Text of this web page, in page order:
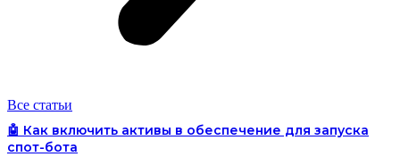
Все статьи
🤖 Как включить активы в обеспечение для запуска
спот-бота